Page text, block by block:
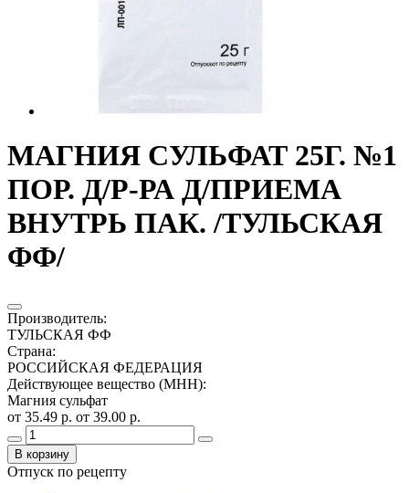
МАГНИЯ СУЛЬФАТ 25Г. №1
ПОР. Д/Р-РА Д/ПРИЕМА
ВНУТРЬ ПАК. /ТУЛЬСКАЯ
ФФ/
Производитель:
ТУЛЬСКАЯ ФФ
Страна:
РОССИЙСКАЯ ФЕДЕРАЦИЯ
Действующее вещество (МНН):
Магния сульфат
от 35.49 р. от 39.00 р.
В корзину
Отпуск по рецепту